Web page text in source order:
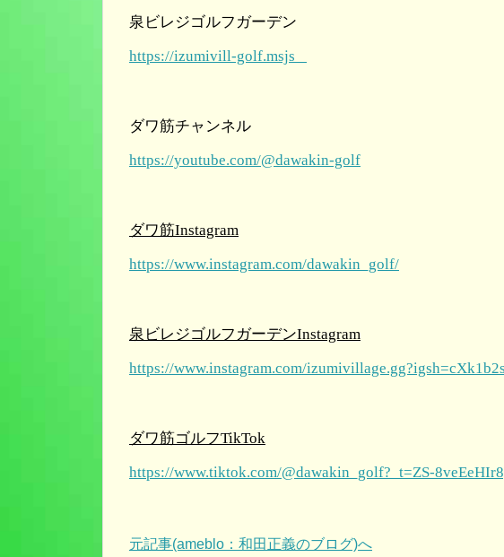
泉ビレジゴルフガーデン
https://izumivill-golf.msjs
ダワ筋チャンネル
https://youtube.com/@dawakin-golf
ダワ筋Instagram
https://www.instagram.com/dawakin_golf/
泉ビレジゴルフガーデンInstagram
https://www.instagram.com/
ダワ筋ゴルフTikTok
https://www.tiktok.com/@dawakin_golf?_t=ZS-
元記事(ameblo：和田正義のブログ)へ